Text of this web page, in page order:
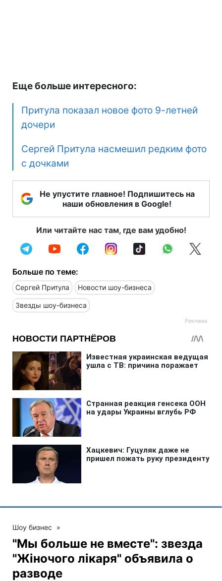
Еще больше интересного:
Притула показал новое фото 9-летней
дочери
Сергей Притула насмешил редким фото
с дочками
Не упустите главное! Подпишитесь на
наши обновления в Google!
Или читайте нас там, где вам удобно!
Больше по теме:
Сергей Притула Новости шоу-бизнеса
Звезды шоу-бизнеса
Шоу бизнес »
"Мы больше не вместе": звезда
"Жіночого лікаря" объявила о
разводе